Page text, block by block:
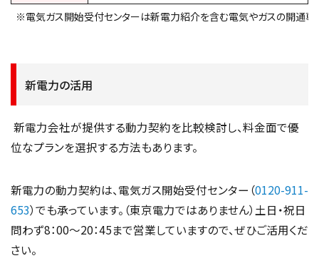
※電気ガス開始受付センターは新電力紹介を含む電気やガスの開通専
新電力の活用
新電力会社が提供する動力契約を比較検討し、料金面で優
位なプランを選択する方法もあります。
新電力の動力契約は、電気ガス開始受付センター（0120-911-
653）でも承っています。（東京電力ではありません）土日・祝日
問わず8：00～20：45まで営業していますので、ぜひご活用くだ
さい。